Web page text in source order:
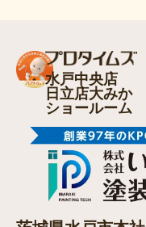
水戸中央店
日立店大みか
ショールーム